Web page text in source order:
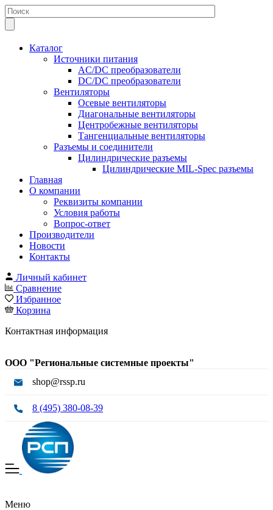
Каталог
Источники питания
AC/DC преобразователи
DC/DC преобразователи
Вентиляторы
Осевые вентиляторы
Диагональные вентиляторы
Центробежные вентиляторы
Тангенциальные вентиляторы
Разъемы и соединители
Цилиндрические разъемы
Цилиндрические MIL-Spec разъемы
Главная
О компании
Реквизиты компании
Условия работы
Вопрос-ответ
Производители
Новости
Контакты
Личный кабинет
Сравнение
Избранное
Корзина
Контактная информация
ООО "Региональные системные проекты"
shop@rssp.ru
8 (495) 380-08-39
Меню